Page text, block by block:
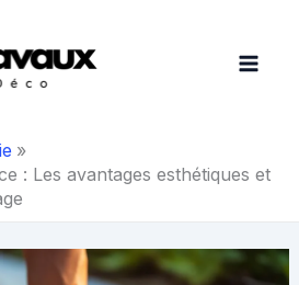
: Les avantages esthétiques et